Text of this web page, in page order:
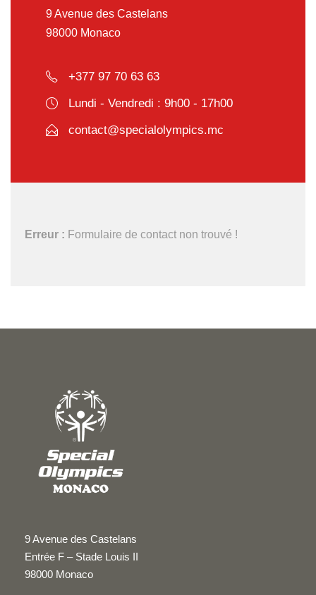
9 Avenue des Castelans
98000 Monaco
+377 97 70 63 63
Lundi - Vendredi : 9h00 - 17h00
contact@specialolympics.mc
Erreur : Formulaire de contact non trouvé !
9 Avenue des Castelans
Entrée F – Stade Louis II
98000 Monaco